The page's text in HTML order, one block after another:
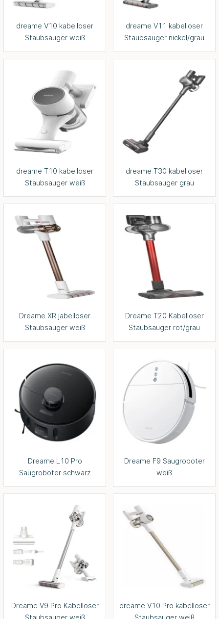
dreame V10 kabelloser
Staubsauger weiß
dreame V11 kabelloser
Staubsauger nickel/grau
dreame T10 kabelloser
Staubsauger weiß
dreame T30 kabelloser
Staubsauger grau
Dreame XR jabelloser
Staubsauger weiß
Dreame T20 Kabelloser
Staubsauger rot/grau
Dreame L10 Pro
Saugroboter schwarz
Dreame F9 Saugroboter
weiß
Dreame V9 Pro Kabelloser
Staubsauger weiß
dreame V10 Pro kabelloser
Staubsauger weiß